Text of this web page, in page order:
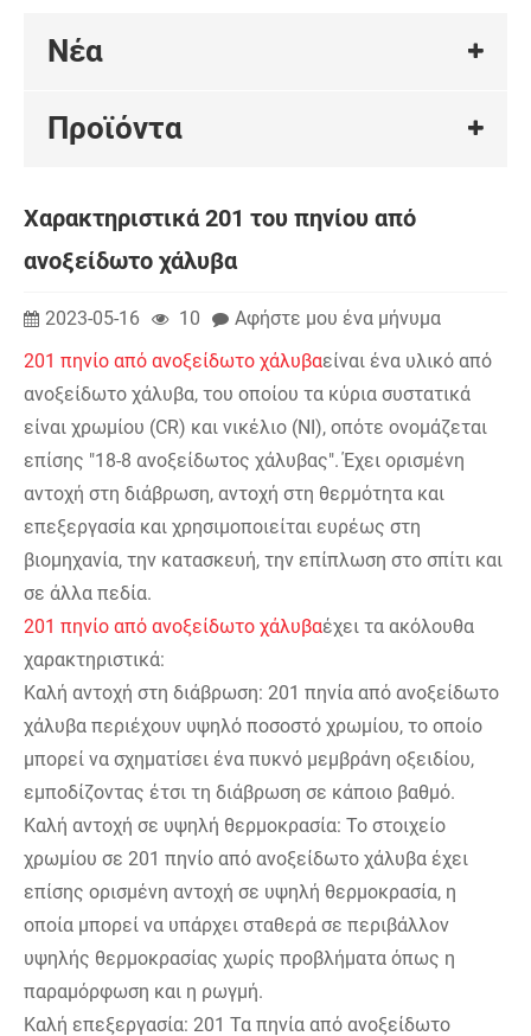
Νέα
Προϊόντα
Χαρακτηριστικά 201 του πηνίου από
ανοξείδωτο χάλυβα
2023-05-16 10
Αφήστε μου ένα μήνυμα
201 πηνίο από ανοξείδωτο χάλυβαείναι ένα υλικό από
ανοξείδωτο χάλυβα, του οποίου τα κύρια συστατικά
είναι χρωμίου (CR) και νικέλιο (NI), οπότε ονομάζεται
επίσης "18-8 ανοξείδωτος χάλυβας". Έχει ορισμένη
αντοχή στη διάβρωση, αντοχή στη θερμότητα και
επεξεργασία και χρησιμοποιείται ευρέως στη
βιομηχανία, την κατασκευή, την επίπλωση στο σπίτι και
σε άλλα πεδία.
201 πηνίο από ανοξείδωτο χάλυβαέχει τα ακόλουθα
χαρακτηριστικά:
Καλή αντοχή στη διάβρωση: 201 πηνία από ανοξείδωτο
χάλυβα περιέχουν υψηλό ποσοστό χρωμίου, το οποίο
μπορεί να σχηματίσει ένα πυκνό μεμβράνη οξειδίου,
εμποδίζοντας έτσι τη διάβρωση σε κάποιο βαθμό.
Καλή αντοχή σε υψηλή θερμοκρασία: Το στοιχείο
χρωμίου σε 201 πηνίο από ανοξείδωτο χάλυβα έχει
επίσης ορισμένη αντοχή σε υψηλή θερμοκρασία, η
οποία μπορεί να υπάρχει σταθερά σε περιβάλλον
υψηλής θερμοκρασίας χωρίς προβλήματα όπως η
παραμόρφωση και η ρωγμή.
Καλή επεξεργασία: 201 Τα πηνία από ανοξείδωτο